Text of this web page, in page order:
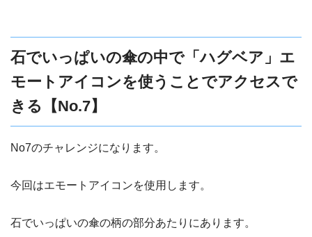
石でいっぱいの傘の中で「ハグベア」エ
モートアイコンを使うことでアクセスで
きる【No.7】
No7のチャレンジになります。
今回はエモートアイコンを使用します。
石でいっぱいの傘の柄の部分あたりにあります。